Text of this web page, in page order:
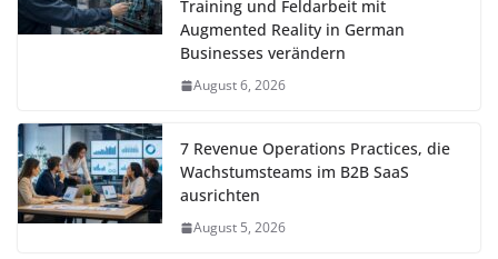
Training und Feldarbeit mit
Augmented Reality in German
Businesses verändern
August 6, 2026
7 Revenue Operations Practices, die
Wachstumsteams im B2B SaaS
ausrichten
August 5, 2026